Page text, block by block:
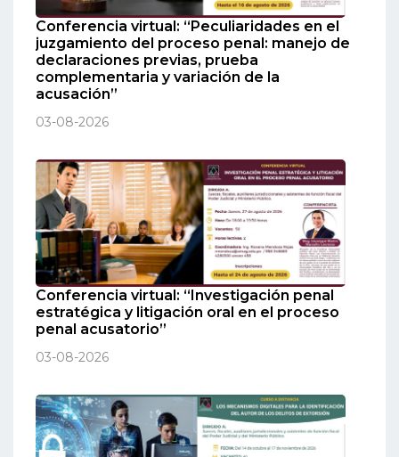
Conferencia virtual: “Peculiaridades en el
juzgamiento del proceso penal: manejo de
declaraciones previas, prueba
complementaria y variación de la
acusación”
03-08-2026
Conferencia virtual: “Investigación penal
estratégica y litigación oral en el proceso
penal acusatorio”
03-08-2026